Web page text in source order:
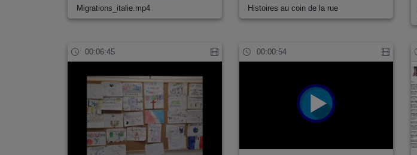
Migrations_italie.mp4 Histoires au coin de la rue
00:06:45 00:00:54